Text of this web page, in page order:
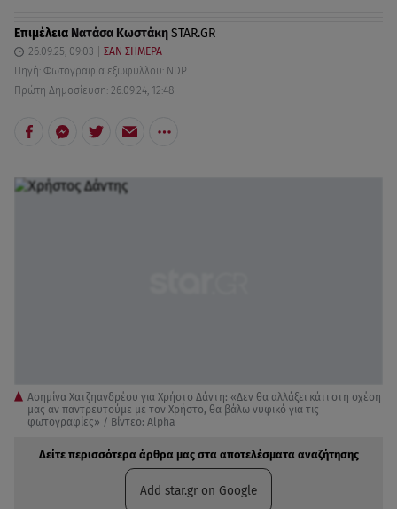
Επιμέλεια Νατάσα ΚωστάκηSTAR.GR
26.09.25, 09:03
ΣΑΝ ΣΗΜΕΡΑ
Πηγή: Φωτογραφία εξωφύλλου: NDP
Πρώτη Δημοσίευση: 26.09.24, 12:48
Ασημίνα Χατζηανδρέου για Χρήστο Δάντη: «Δεν θα αλλάξει κάτι στη σχέση
μας αν παντρευτούμε με τον Χρήστο, θα βάλω νυφικό για τις
φωτογραφίες» / Βίντεο: Alpha
Δείτε περισσότερα άρθρα μας στα αποτελέσματα αναζήτησης
Add star.gr on Google